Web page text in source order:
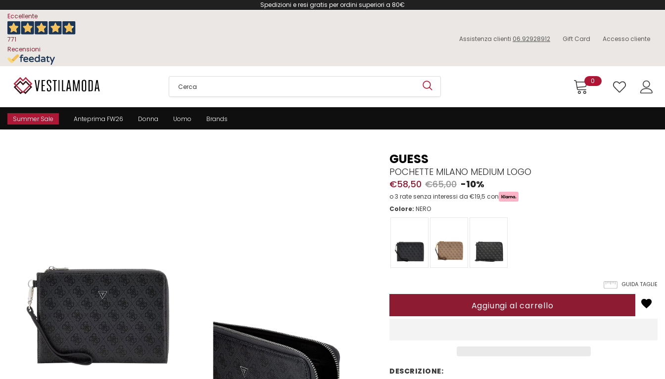
Spedizioni e resi gratis per ordini superiori a 80€
Eccellente
771
Recensioni
Assistenza clienti 06.92928912 Gift Card Accesso cliente
0
Summer Sale Anteprima FW26 Donna Uomo Brands
GUESS
POCHETTE MILANO MEDIUM LOGO
€58,50 €65,00 -10%
o 3 rate senza interessi da €19,5 con
Colore: NERO
GUIDA TAGLIE
DESCRIZIONE: